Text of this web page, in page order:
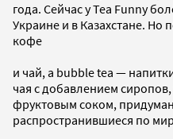
года. Сейчас у Tea Funny
Украине и в Казахстане. Но
кофе
и чай, а bubble tea —
чая с добавлением
фруктовым соком,
распространившиеся по